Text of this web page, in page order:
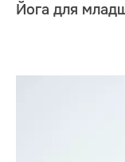
Йога для